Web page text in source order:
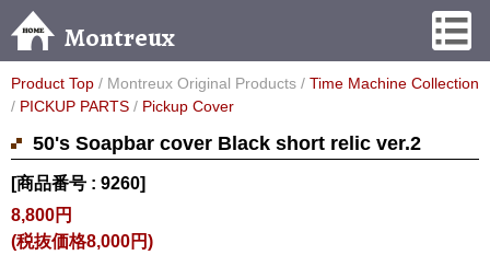
Montreux
Product Top / Montreux Original Products / Time Machine Collection
/ PICKUP PARTS / Pickup Cover
50's Soapbar cover Black short relic ver.2
[商品番号 : 9260]
8,800円
(税抜価格8,000円)